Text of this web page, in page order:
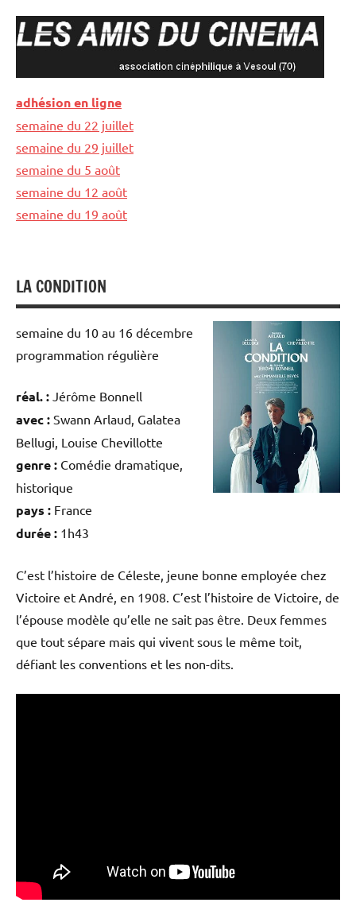
LES
AMIS
DU
CINEMA
cinéphilique
à
Vesoul
adhésion en ligne
semaine du 22 juillet
semaine du 29 juillet
semaine du 5 août
semaine du 12 août
semaine du 19 août
LA CONDITION
semaine du 10 au 16 décembre
programmation régulière
réal. : Jérôme Bonnell
avec : Swann Arlaud, Galatea
Bellugi, Louise Chevillotte
genre : Comédie dramatique,
historique
pays : France
durée : 1h43
C’est l’histoire de Céleste, jeune bonne employée chez
Victoire et André, en 1908. C’est l’histoire de Victoire, de
l’épouse modèle qu’elle ne sait pas être. Deux femmes
que tout sépare mais qui vivent sous le même toit,
défiant les conventions et les non-dits.